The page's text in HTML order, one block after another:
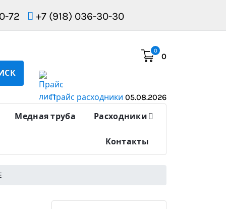
72 +7 (918) 036-30-30
0
0
Прайс расходники 05.08.2026
Медная труба Расходники
Контакты